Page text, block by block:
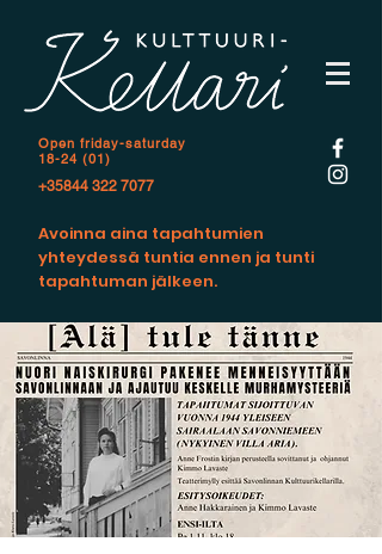
Open friday-saturday
18-24 (01)
+35844 322 7077
Avoinna aina tapahtumien
yhteydessä tuntia ennen ja tunti
tapahtuman jälkeen.